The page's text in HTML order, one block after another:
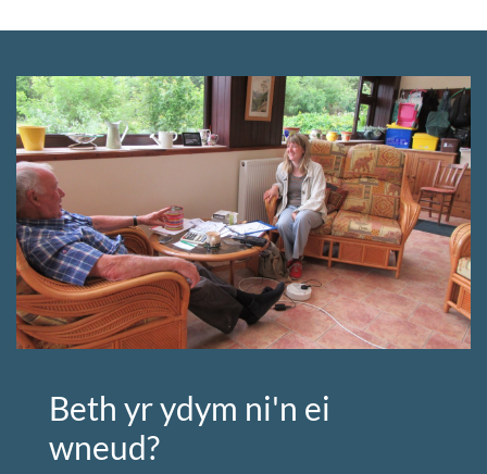
Beth yr ydym ni'n ei
wneud?